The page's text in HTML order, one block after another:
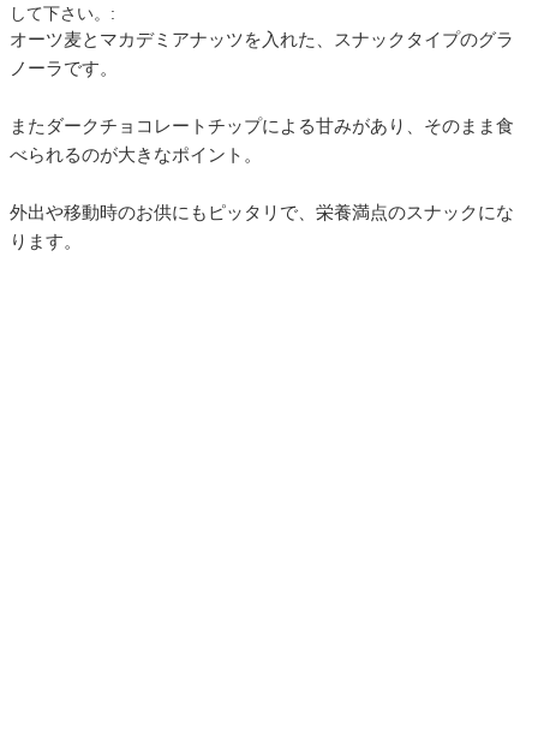
して下さい。:
オーツ麦とマカデミアナッツを入れた、スナックタイプのグラ
ノーラです。
またダークチョコレートチップによる甘みがあり、そのまま食
べられるのが大きなポイント。
外出や移動時のお供にもピッタリで、栄養満点のスナックにな
ります。